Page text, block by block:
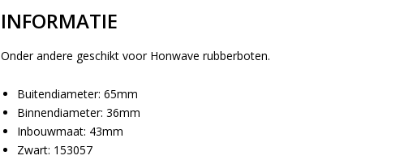
INFORMATIE
Onder andere geschikt voor Honwave rubberboten.
Buitendiameter: 65mm
Binnendiameter: 36mm
Inbouwmaat: 43mm
Zwart: 153057